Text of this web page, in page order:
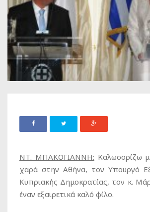
ΝΤ. ΜΠΑΚΟΓΙΑΝΝΗ: Καλωσορίζω
χαρά στην Αθήνα, τον Υπουργό
Κυπριακής Δημοκρατίας, τον κ.
έναν εξαιρετικά καλό φίλο.